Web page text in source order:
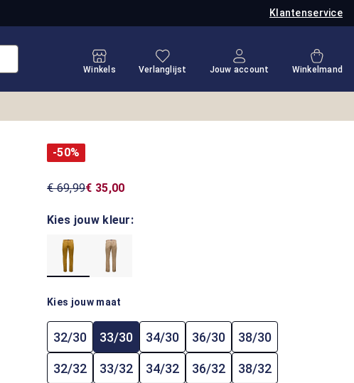
Klantenservice
Winkels
Je hebt 0 items op je verlanglijstje
Verlanglijst Jouw account Winkelmand
-50%
€ 69,99€ 35,00
Kies jouw kleur:
Kies jouw maat
32/30 33/30 34/30 36/30 38/30
32/32 33/32 34/32 36/32 38/32